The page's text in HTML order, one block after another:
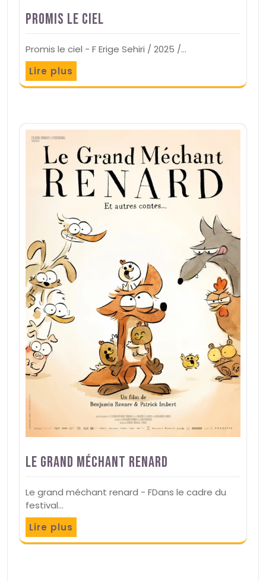
Promis le ciel
Promis le ciel - F Erige Sehiri / 2025 /…
Lire plus
Le grand méchant renard
Le grand méchant renard - FDans le cadre du
festival…
Lire plus